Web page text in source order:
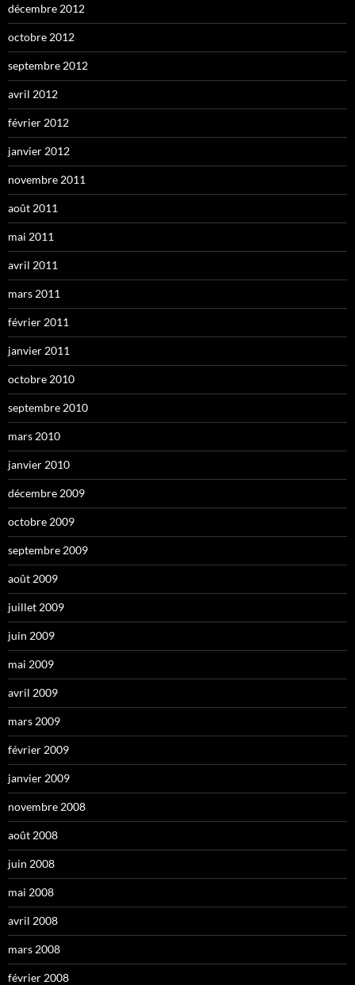
décembre 2012
octobre 2012
septembre 2012
avril 2012
février 2012
janvier 2012
novembre 2011
août 2011
mai 2011
avril 2011
mars 2011
février 2011
janvier 2011
octobre 2010
septembre 2010
mars 2010
janvier 2010
décembre 2009
octobre 2009
septembre 2009
août 2009
juillet 2009
juin 2009
mai 2009
avril 2009
mars 2009
février 2009
janvier 2009
novembre 2008
août 2008
juin 2008
mai 2008
avril 2008
mars 2008
février 2008